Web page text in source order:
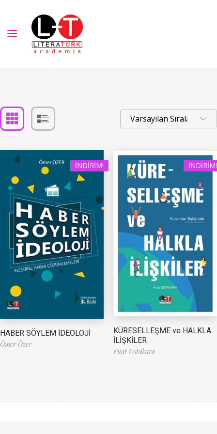
İNDIRIM!
HABER SÖYLEM İDEOLOJİ
Ömer Özer
İNDIRIM!
KÜRESELLEŞME ve HALKLA
İLİŞKİLER
Fuat Ustakara